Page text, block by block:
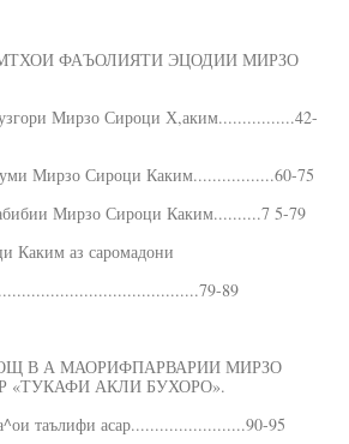
ФАЪОЛИЯТИ ЭЦОДИИ МИРЗО
Мирзо Сироци Х,аким................42-
Мирзо Сироци Каким.................60-75
Мирзо Сироци Каким..........7 5-79
Каким аз саромадони
89
В А МАОРИФПАРВАРИИ МИРЗО
«ТУКАФИ АКЛИ БУХОРО».
таълифи асар........................90-95